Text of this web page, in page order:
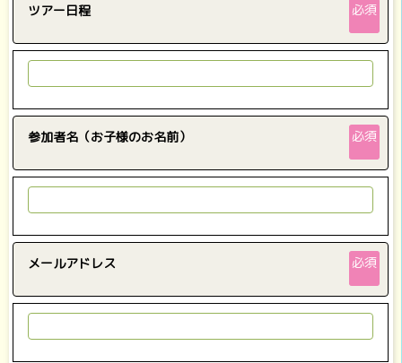
ツアー日程 必須
参加者名（お子様のお名前） 必須
メールアドレス 必須